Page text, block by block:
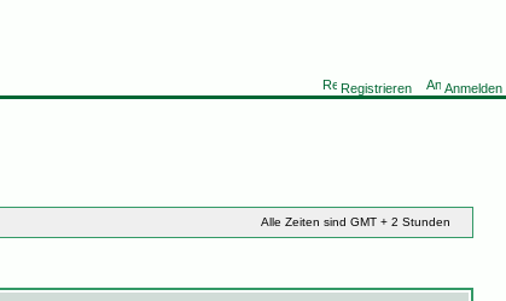
Registrieren Anmelden
Alle Zeiten sind GMT + 2 Stunden